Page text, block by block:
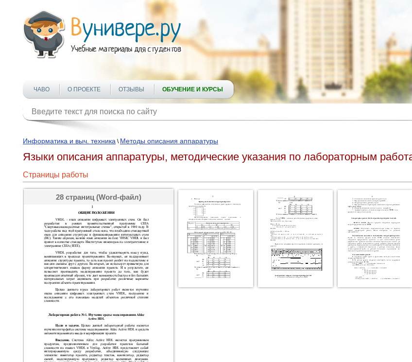
ЧАВО О ПРОЕКТЕ ОТЗЫВЫ ОБУЧЕНИЕ И КУРСЫ
Информатика и выч. техника \ Методы описания аппаратуры
Языки описания аппаратуры, методические указания по лабораторным
Страницы работы
28 страниц (Word-файл)